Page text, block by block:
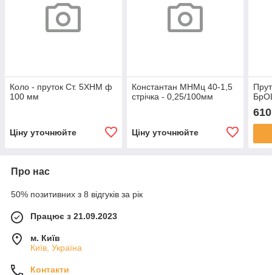
Коло - пруток Ст. 5ХНМ ф
100 мм
Ціну уточнюйте
Константан МНМц 40-1,5
стрічка - 0,25/100мм
Ціну уточнюйте
610
Про нас
50% позитивних з 8 відгуків за рік
Працює з 21.09.2023
м. Київ
Київ, Україна
Контакти